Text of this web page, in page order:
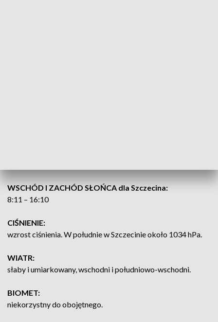
WSCHÓD I ZACHÓD SŁOŃCA dla Szczecina:
8:11 – 16:10
CIŚNIENIE:
wzrost ciśnienia. W południe w Szczecinie około 1034 hPa.
WIATR:
słaby i umiarkowany, wschodni i południowo-wschodni.
BIOMET:
niekorzystny do obojętnego.